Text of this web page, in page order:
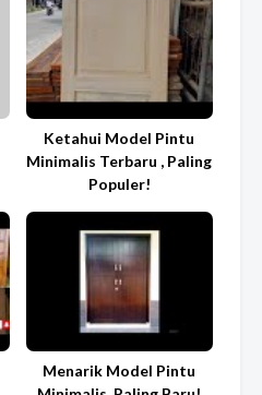
Ketahui Model Pintu
Minimalis Terbaru , Paling
Populer!
Menarik Model Pintu